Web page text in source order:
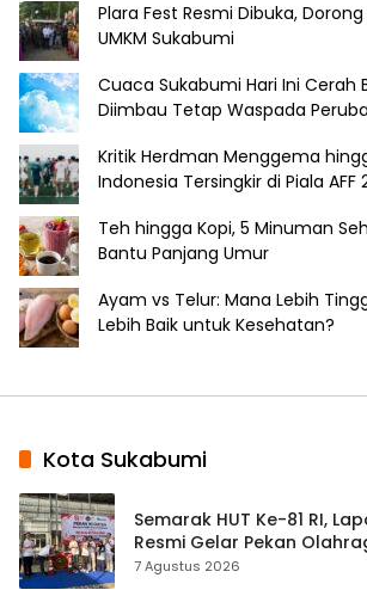
Plara Fest Resmi Dibuka,
UMKM Sukabumi
Cuaca Sukabumi Hari Ini Cerah
Diimbau Tetap Waspada
Kritik Herdman Menggema
Indonesia Tersingkir di Piala AFF
Teh hingga Kopi, 5 Minuman
Bantu Panjang Umur
Ayam vs Telur: Mana Lebih
Lebih Baik untuk Kesehatan?
Kota Sukabumi
Semarak HUT Ke-81 RI,
Resmi Gelar Pekan
Tradisional
7 Agustus 2026